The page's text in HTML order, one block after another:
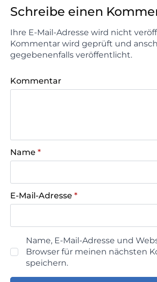
Schreibe einen
Ihre E-Mail-Adresse wird nicht
Kommentar wird geprüft und
gegebenenfalls veröffentlicht.
Kommentar
Name *
E-Mail-Adresse *
Name, E-Mail-Adresse und
Browser für meinen nächsten
speichern.